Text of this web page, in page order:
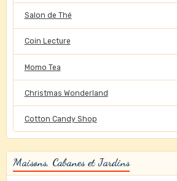
Salon de Thé
Coin Lecture
Momo Tea
Christmas Wonderland
Cotton Candy Shop
Maisons, Cabanes et Jardins